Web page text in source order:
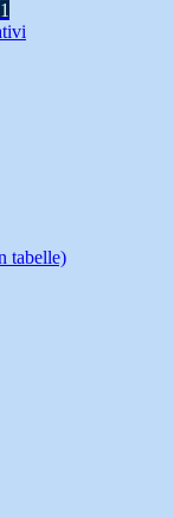
tabelle)